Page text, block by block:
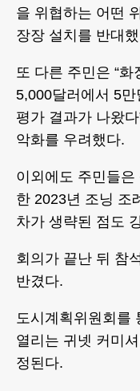
을 위협하는 어떤
장장 설치를 반대
또 다른 주민은 “
5,000달러에서 5
평가 결과가 나왔
악화를 우려했다.
이외에도 주민들
한 2023년 조닝 조
차가 생략된 점도
회의가 끝난 뒤 참
반겼다.
도시계획위원회를
열리는 귀넷 커미
정된다.